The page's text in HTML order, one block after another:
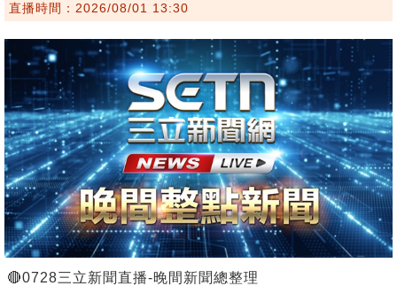
直播時間：2026/08/01 13:30
🔴0728三立新聞直播-晚間新聞總整理